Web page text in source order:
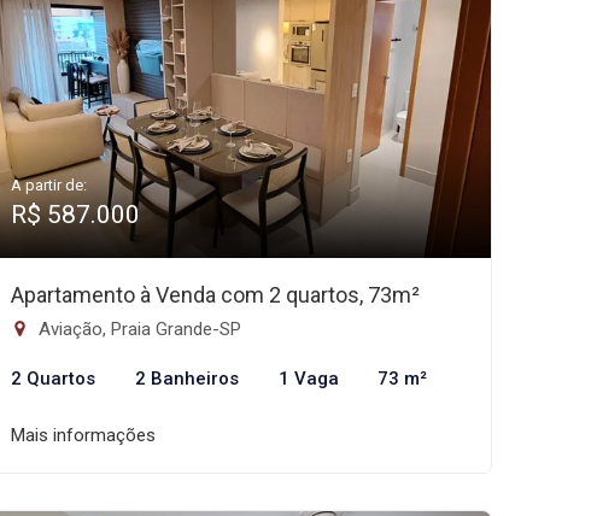
A partir de:
R$ 587.000
Apartamento à Venda com 2 quartos, 73m²
Aviação, Praia Grande-SP
2 Quartos 2 Banheiros 1 Vaga 73 m²
Mais informações